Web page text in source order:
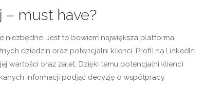
– must have?
niezbędne. Jest to bowiem największa platforma
dziedzin oraz potencjalni klienci. Profil na LinkedIn
wartości oraz zalet. Dzięki temu potencjalni klienci
informacji podjąć decyzję o współpracy.